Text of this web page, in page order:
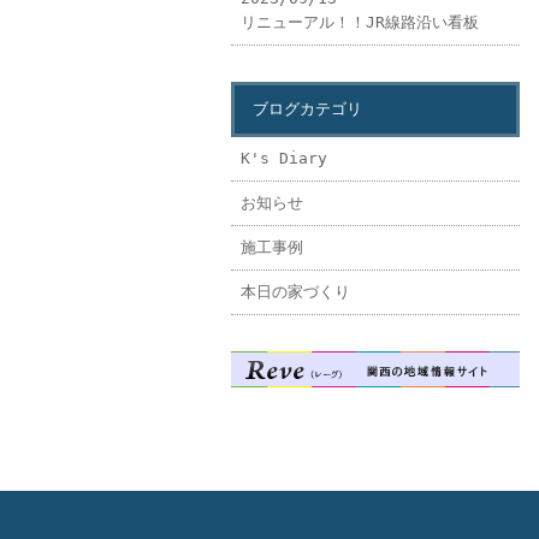
リニューアル！！JR線路沿い看板
ブログカテゴリ
K's Diary
お知らせ
施工事例
本日の家づくり